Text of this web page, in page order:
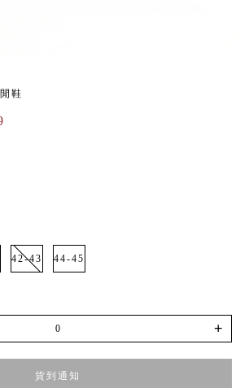
鞋
42-43 44-45
+
貨到通知